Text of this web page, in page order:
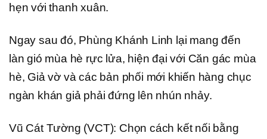
hẹn với thanh xuân.
Ngay sau đó, Phùng Khánh Linh lại mang đến
làn gió mùa hè rực lửa, hiện đại với Căn gác mùa
hè, Giả vờ và các bản phối mới khiến hàng chục
ngàn khán giả phải đứng lên nhún nhảy.
Vũ Cát Tường (VCT): Chọn cách kết nối bằng